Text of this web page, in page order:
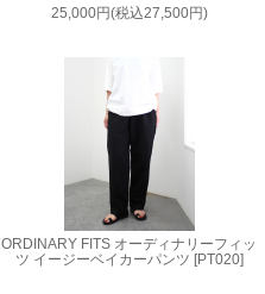
25,000円(税込27,500円)
ORDINARY FITS オーディナリーフィッ
ツ イージーベイカーパンツ [PT020]